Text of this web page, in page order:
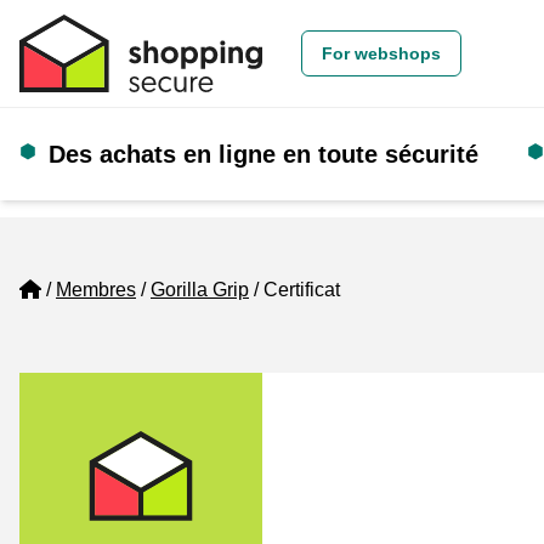
For webshops
Des achats en ligne en toute sécurité
Home
Membres Gorilla Grip Certificat